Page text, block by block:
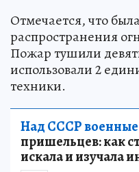
Отмечается, что
распространения
Пожар тушили
использовали 2
техники.
Над СССР военные
пришельцев: как
искала и изучала